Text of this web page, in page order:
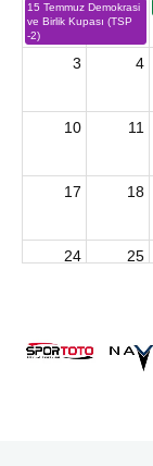
15 Temmuz Demokrasi
ve Birlik Kupası (TSP
-2)
3 4
10 11
17 18
24 25